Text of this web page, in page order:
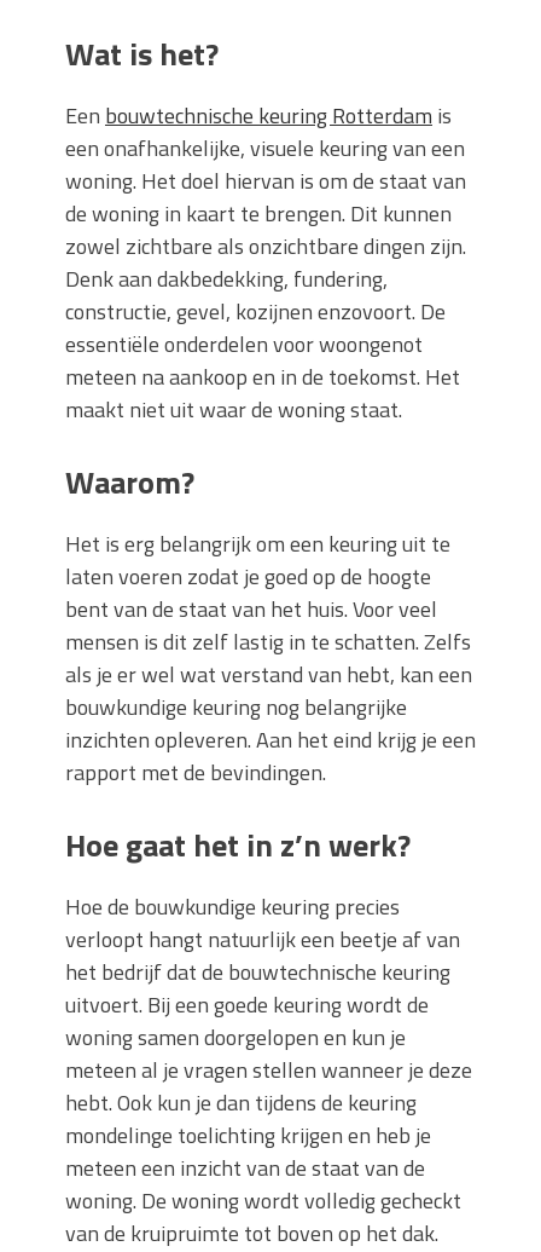
Wat is het?
Een bouwtechnische keuring Rotterdam is
een onafhankelijke, visuele keuring van een
woning. Het doel hiervan is om de staat van
de woning in kaart te brengen. Dit kunnen
zowel zichtbare als onzichtbare dingen zijn.
Denk aan dakbedekking, fundering,
constructie, gevel, kozijnen enzovoort. De
essentiële onderdelen voor woongenot
meteen na aankoop en in de toekomst. Het
maakt niet uit waar de woning staat.
Waarom?
Het is erg belangrijk om een keuring uit te
laten voeren zodat je goed op de hoogte
bent van de staat van het huis. Voor veel
mensen is dit zelf lastig in te schatten. Zelfs
als je er wel wat verstand van hebt, kan een
bouwkundige keuring nog belangrijke
inzichten opleveren. Aan het eind krijg je een
rapport met de bevindingen.
Hoe gaat het in z’n werk?
Hoe de bouwkundige keuring precies
verloopt hangt natuurlijk een beetje af van
het bedrijf dat de bouwtechnische keuring
uitvoert. Bij een goede keuring wordt de
woning samen doorgelopen en kun je
meteen al je vragen stellen wanneer je deze
hebt. Ook kun je dan tijdens de keuring
mondelinge toelichting krijgen en heb je
meteen een inzicht van de staat van de
woning. De woning wordt volledig gecheckt
van de kruipruimte tot boven op het dak.